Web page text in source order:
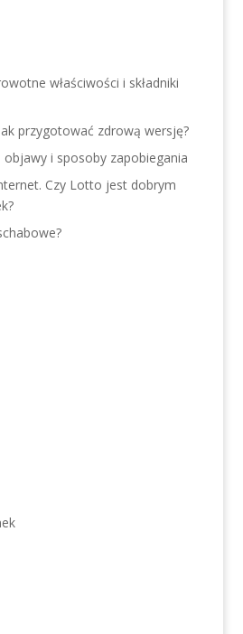
właściwości i składniki
przygotować zdrową wersję?
i sposoby zapobiegania
Czy Lotto jest dobrym